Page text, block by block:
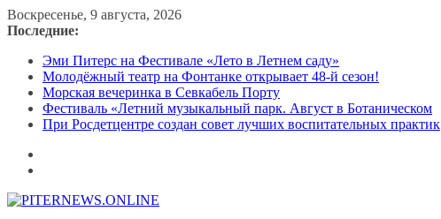
Перейти
к
Воскресенье, 9 августа, 2026
Последние:
Эми Питерс на Фестивале «Лето в Летнем саду»
Молодёжный театр на Фонтанке открывает 48-й сезон!
Морская вечеринка в Севкабель Порту
Фестиваль «Летний музыкальный парк. Август в Ботаническом
При Росдетцентре создан совет лучших воспитательных практик